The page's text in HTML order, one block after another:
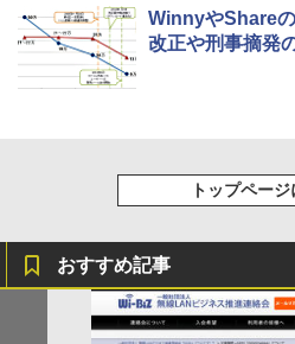
WinnyやShare
改正や刑事摘発
トップペー
おすすめ記事